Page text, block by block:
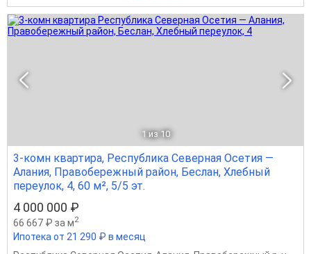
1 из 10
3-комн квартира, Республика Северная Осетия —
Алания, Правобережный район, Беслан, Хлебный
переулок, 4, 60 м², 5/5 эт.
4 000 000 ₽
66 667 ₽ за м2
Ипотека от 21 290 ₽ в месяц